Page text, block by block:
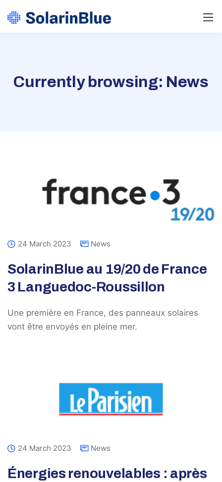
Currently browsing: News
24 March 2023 News
SolarinBlue au 19/20 de France
3 Languedoc-Roussillon
Une première en France, des panneaux solaires
vont être envoyés en pleine mer.
24 March 2023 News
Énergies renouvelables : après